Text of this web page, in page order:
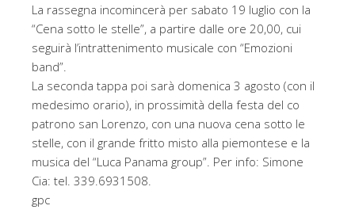
La rassegna incomincerà per sabato 19 luglio con la
“Cena sotto le stelle”, a partire dalle ore 20,00, cui
seguirà l’intrattenimento musicale con “Emozioni
band”.
La seconda tappa poi sarà domenica 3 agosto (con il
medesimo orario), in prossimità della festa del co
patrono san Lorenzo, con una nuova cena sotto le
stelle, con il grande fritto misto alla piemontese e la
musica del “Luca Panama group”. Per info: Simone
Cia: tel. 339.6931508.
gpc